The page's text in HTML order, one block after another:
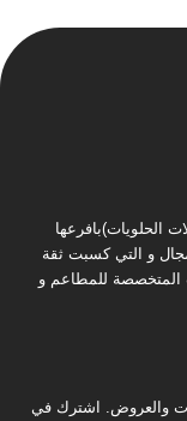
الحلويات)بافرعها
و التي كسبت ثقة
المتخصصة للمطاعم و
والعروض. اشترك في